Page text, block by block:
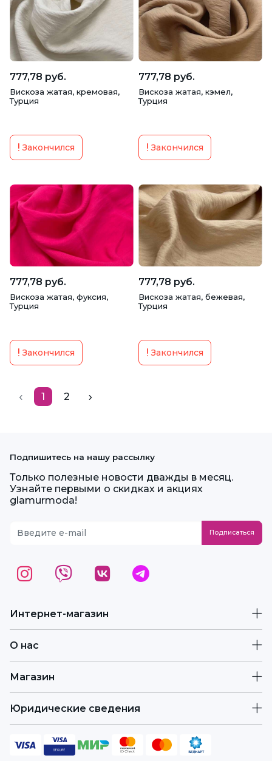
777,78 руб.
Вискоза жатая, кремовая,
Турция
Закончился
777,78 руб.
Вискоза жатая, кэмел,
Турция
Закончился
777,78 руб.
Вискоза жатая, фуксия,
Турция
Закончился
777,78 руб.
Вискоза жатая, бежевая,
Турция
Закончился
1 2
Интернет-магазин
О нас
Магазин
Юридические сведения
Подпишитесь на нашу рассылку
Только полезные новости дважды в месяц.
Узнайте первыми о скидках и акциях
glamurmoda!